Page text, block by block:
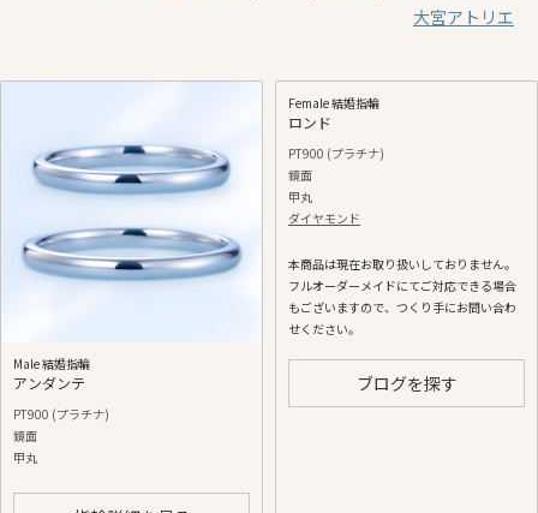
大宮アトリエ
Male 結婚指輪
アンダンテ
PT900 (プラチナ)
鏡面
甲丸
Female 結婚指輪
ロンド
PT900 (プラチナ)
鏡面
甲丸
ダイヤモンド
本商品は現在お取り扱いしておりません。
フルオーダーメイドにてご対応できる場合
もございますので、つくり手にお問い合わ
せください。
ブログを探す